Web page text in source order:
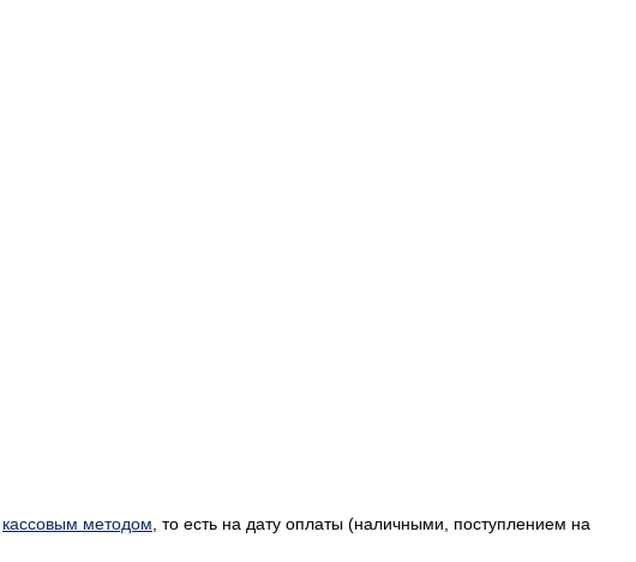
кассовым методом , то есть на дату оплаты (наличными, поступлением на